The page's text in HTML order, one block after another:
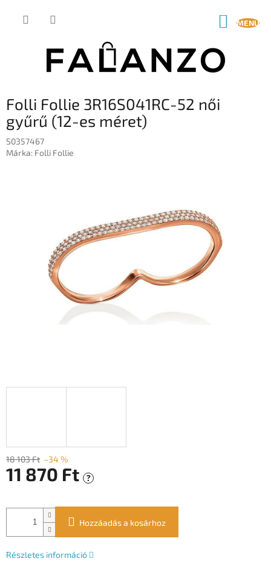
KOSÁR
Folli Follie 3R16S041RC-52 női
gyűrű (12-es méret)
S0357467
Márka: Folli Follie
18 103 Ft –34 %
11 870 Ft ?
Hozzáadás a kosárhoz
Részletes információ